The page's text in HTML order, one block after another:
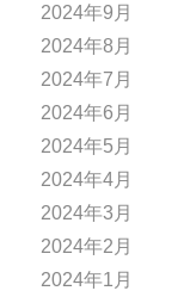
2024年9月
2024年8月
2024年7月
2024年6月
2024年5月
2024年4月
2024年3月
2024年2月
2024年1月